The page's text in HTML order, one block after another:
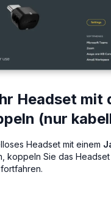
Headset mit
(nur
Headset mit einem
koppeln Sie das Headset